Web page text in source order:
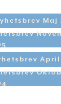
Maj
April